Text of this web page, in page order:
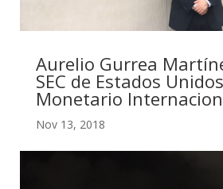
Aurelio Gurrea
SEC de Estados
Monetario
Nov 13, 2018